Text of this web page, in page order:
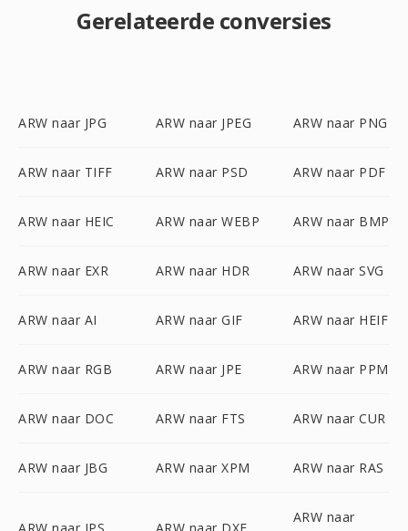
Gerelateerde conversies
ARW naar JPG ARW naar JPEG ARW naar PNG
ARW naar TIFF ARW naar PSD ARW naar PDF
ARW naar HEIC ARW naar WEBP ARW naar BMP
ARW naar EXR ARW naar HDR ARW naar SVG
ARW naar AI ARW naar GIF ARW naar HEIF
ARW naar RGB ARW naar JPE ARW naar PPM
ARW naar DOC ARW naar FTS ARW naar CUR
ARW naar JBG ARW naar XPM ARW naar RAS
ARW naar JPS ARW naar DXF
ARW naar